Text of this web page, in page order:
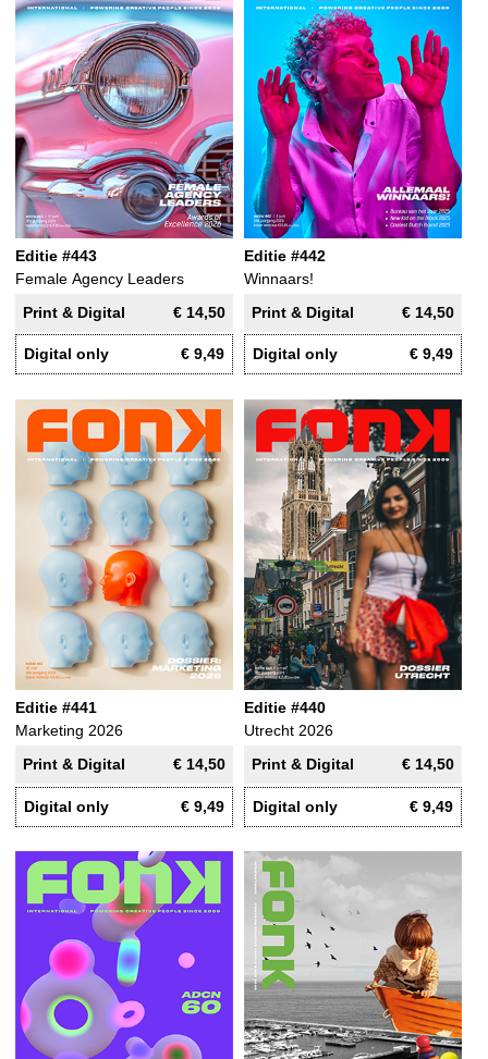
Editie #443
Female Agency Leaders
Print & Digital
€ 14,50
Digital only € 9,49
Editie #442
Winnaars!
Print & Digital
€ 14,50
Digital only € 9,49
Editie #441
Marketing 2026
Print & Digital
€ 14,50
Digital only € 9,49
Editie #440
Utrecht 2026
Print & Digital
€ 14,50
Digital only € 9,49